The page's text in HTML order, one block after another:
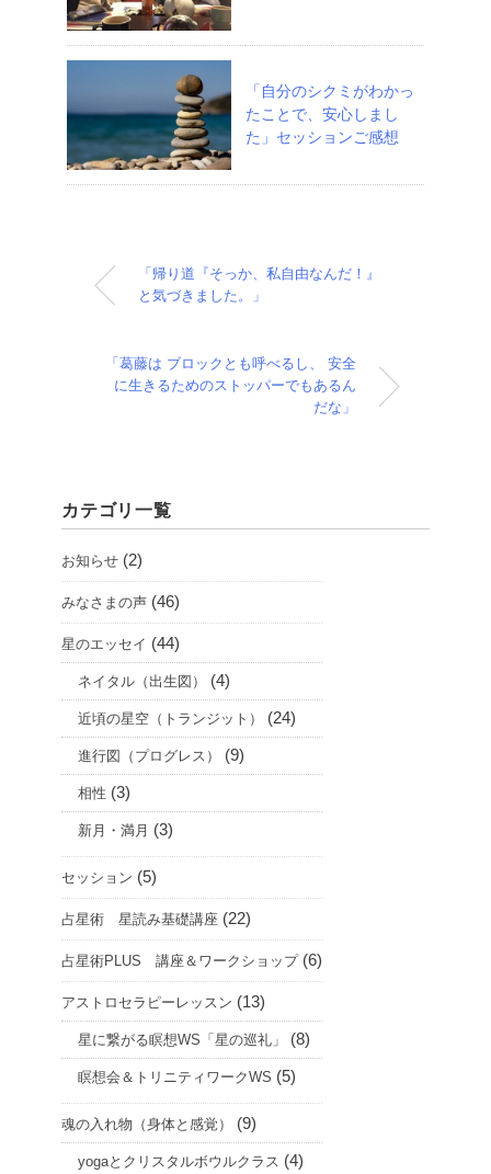
「自分のシクミがわかっ
たことで、安心しまし
た」セッションご感想
「帰り道『そっか、私自由なんだ！』
と気づきました。」
「葛藤は ブロックとも呼べるし、 安全
に生きるためのストッパーでもあるん
だな」
カテゴリ一覧
お知らせ (2)
みなさまの声 (46)
星のエッセイ (44)
ネイタル（出生図） (4)
近頃の星空（トランジット） (24)
進行図（プログレス） (9)
相性 (3)
新月・満月 (3)
セッション (5)
占星術 星読み基礎講座 (22)
占星術PLUS 講座＆ワークショップ(6)
アストロセラピーレッスン (13)
星に繋がる瞑想WS「星の巡礼」 (8)
瞑想会＆トリニティワークWS (5)
魂の入れ物（身体と感覚） (9)
yogaとクリスタルボウルクラス (4)